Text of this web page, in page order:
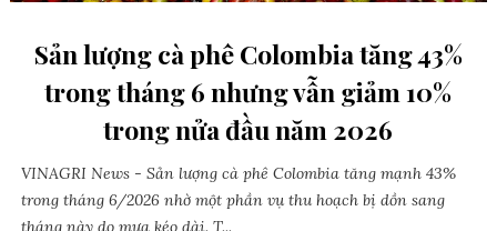
Sản lượng cà phê Colombia tăng 43%
trong tháng 6 nhưng vẫn giảm 10%
trong nửa đầu năm 2026
VINAGRI News - Sản lượng cà phê Colombia tăng mạnh 43%
trong tháng 6/2026 nhờ một phần vụ thu hoạch bị dồn sang
tháng này do mưa kéo dài. T...